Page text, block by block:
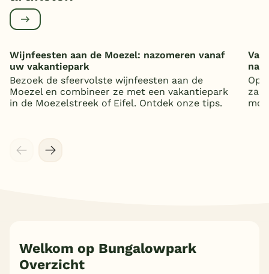
Wijnfeesten aan de Moezel: nazomeren vanaf
uw vakantiepark
Bezoek de sfeervolste wijnfeesten aan de
Moezel en combineer ze met een vakantiepark
in de Moezelstreek of Eifel. Ontdek onze tips.
Op
Welkom op Bungalowpark
Overzicht